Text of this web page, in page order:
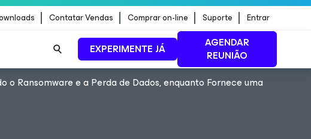
Contatar Vendas Comprar on-line Suporte Entrar
EXPERIMENTE JÁ
AGENDAR
REUNIÃO
de
o Ransomware e a Perda de Dados, enquanto Fornece uma